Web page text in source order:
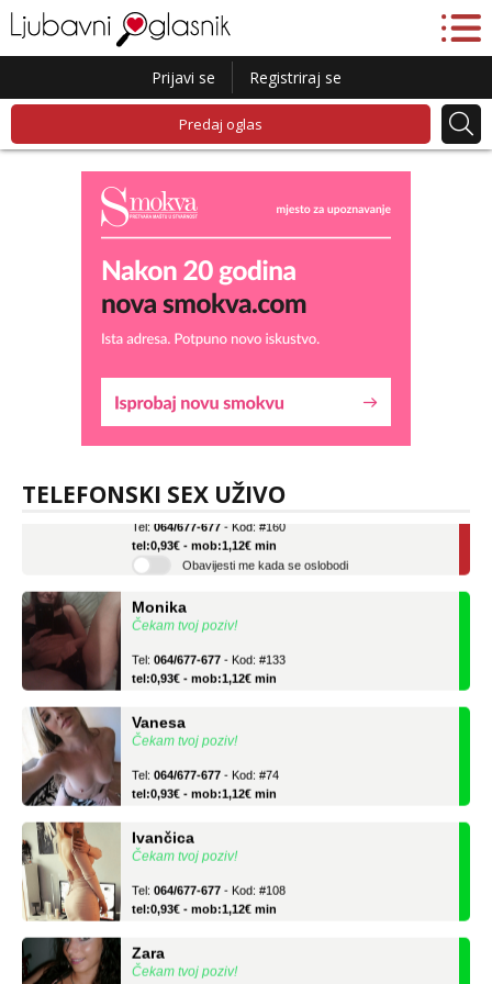
Prijavi se Registriraj se
Predaj oglas
TELEFONSKI SEX UŽIVO
Kristina
Razgovaram :)
tel:0,93€ - mob:1,12€ min
Obavijesti me kada se oslobodi
Čekam tvoj poziv!
tel:0,93€ - mob:1,12€ min
Čekam tvoj poziv!
tel:0,93€ - mob:1,12€ min
Čekam tvoj poziv!
tel:0,93€ - mob:1,12€ min
Čekam tvoj poziv!